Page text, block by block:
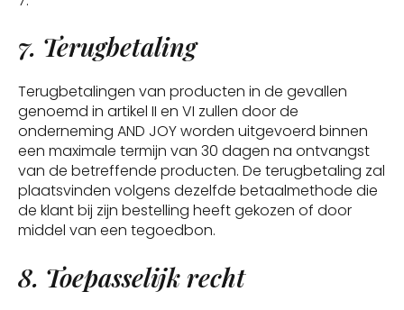
7. Terugbetaling
Terugbetalingen van producten in de gevallen
genoemd in artikel II en VI zullen door de
onderneming AND JOY worden uitgevoerd binnen
een maximale termijn van 30 dagen na ontvangst
van de betreffende producten. De terugbetaling zal
plaatsvinden volgens dezelfde betaalmethode die
de klant bij zijn bestelling heeft gekozen of door
middel van een tegoedbon.
8. Toepasselijk recht